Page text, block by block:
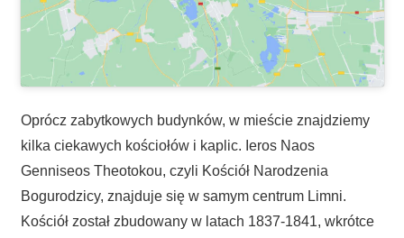
Oprócz zabytkowych budynków, w mieście znajdziemy
kilka ciekawych kościołów i kaplic. Ieros Naos
Genniseos Theotokou, czyli Kościół Narodzenia
Bogurodzicy, znajduje się w samym centrum Limni.
Kościół został zbudowany w latach 1837-1841, wkrótce